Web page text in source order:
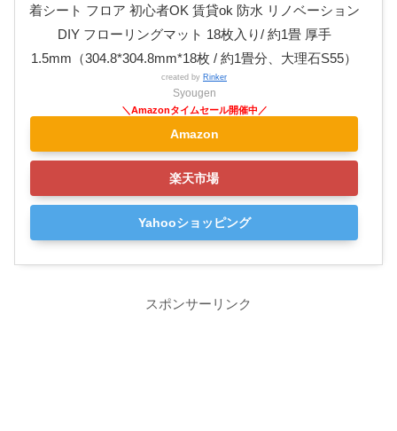
着シート フロア 初心者OK 賃貸ok 防水 リノベーション
DIY フローリングマット 18枚入り/ 約1畳 厚手
1.5mm（304.8*304.8mm*18枚 / 約1畳分、大理石S55）
created by Rinker
Syougen
Amazon
楽天市場
Yahooショッピング
スポンサーリンク